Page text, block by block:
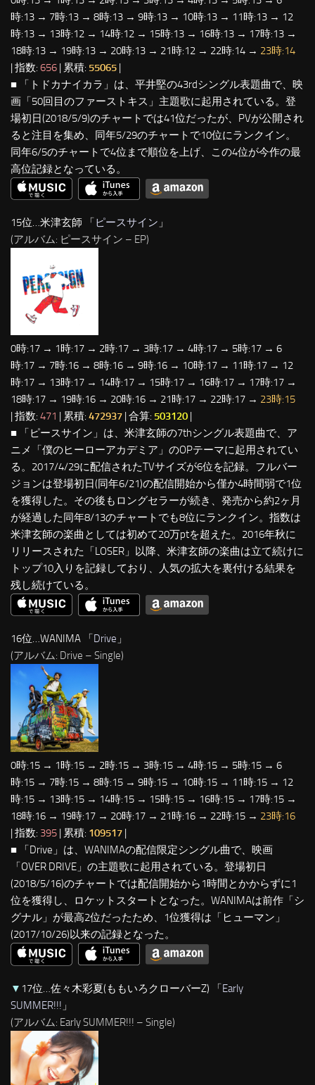
時:13 → 7時:13 → 8時:13 → 9時:13 → 10時:13 → 11時:13 → 12
時:13 → 13時:12 → 14時:12 → 15時:13 → 16時:13 → 17時:13 →
18時:13 → 19時:13 → 20時:13 → 21時:12 → 22時:14 → 23時:14
| 指数: 656 | 累積: 55065 |
■ 「トドカナイカラ」は、平井堅の43rdシングル表題曲で、映
画「50回目のファーストキス」主題歌に起用されている。登
場初日(2018/5/9)のチャートでは41位だったが、PVが公開され
ると注目を集め、同年5/29のチャートで10位にランクイン。
同年6/5のチャートで4位まで順位を上げ、この4位が今作の最
高位記録となっている。
15位…米津玄師 「ピースサイン 」
(アルバム: ピースサイン – EP)
0時:17 → 1時:17 → 2時:17 → 3時:17 → 4時:17 → 5時:17 → 6
時:17 → 7時:16 → 8時:16 → 9時:16 → 10時:17 → 11時:17 → 12
時:17 → 13時:17 → 14時:17 → 15時:17 → 16時:17 → 17時:17 →
18時:17 → 19時:16 → 20時:16 → 21時:17 → 22時:17 → 23時:15
| 指数: 471 | 累積: 472937 | 合算: 503120 |
■ 「ピースサイン」は、米津玄師の7thシングル表題曲で、ア
ニメ「僕のヒーローアカデミア」のOPテーマに起用されてい
る。2017/4/29に配信されたTVサイズが6位を記録。フルバー
ジョンは登場初日(同年6/21)の配信開始から僅か4時間弱で1位
を獲得した。その後もロングセラーが続き、発売から約2ヶ月
が経過した同年8/13のチャートでも8位にランクイン。指数は
米津玄師の楽曲としては初めて20万ptを超えた。2016年秋に
リリースされた「LOSER」以降、米津玄師の楽曲は立て続けに
トップ10入りを記録しており、人気の拡大を裏付ける結果を
残し続けている。
16位…WANIMA 「 Drive 」
(アルバム: Drive – Single)
0時:15 → 1時:15 → 2時:15 → 3時:15 → 4時:15 → 5時:15 → 6
時:15 → 7時:15 → 8時:15 → 9時:15 → 10時:15 → 11時:15 → 12
時:15 → 13時:15 → 14時:15 → 15時:15 → 16時:15 → 17時:15 →
18時:16 → 19時:17 → 20時:17 → 21時:16 → 22時:15 → 23時:16
| 指数: 395 | 累積: 109517
■ 「Drive」は、WANIMAの配信限定シングル曲で、映画
「OVER DRIVE」の主題歌に起用されている。登場初日
(2018/5/16)のチャートでは配信開始から1時間とかからずに1
位を獲得し、ロケットスタートとなった。WANIMAは前作「シ
グナル」が最高2位だったため、1位獲得は「ヒューマン」
(2017/10/26)以来の記録となった。
▼ 17位…佐々木彩夏(ももいろクローバーZ) 「Early
SUMMER!!! 」
(アルバム: Early SUMMER!!! – Single)